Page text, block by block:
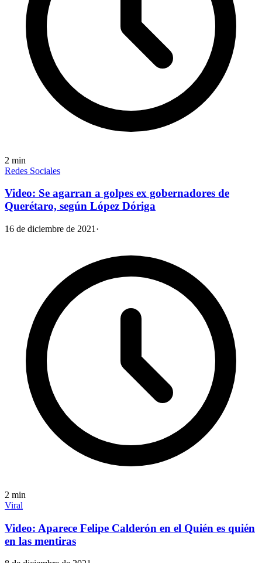
2 min
Redes Sociales
Video: Se agarran a golpes ex gobernadores de
Querétaro, según López Dóriga
16 de diciembre de 2021 ·
2 min
Viral
Video: Aparece Felipe Calderón en el Quién es quién
en las mentiras